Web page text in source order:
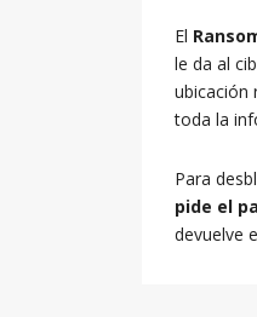
El
le da al
ubicación
toda la
Para
pide el
devuelve